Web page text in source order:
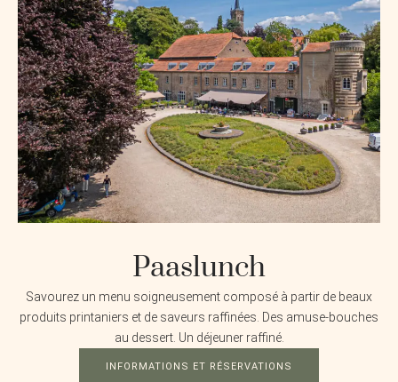
Paaslunch
Savourez un menu soigneusement composé à partir de beaux
produits printaniers et de saveurs raffinées. Des amuse-bouches
au dessert. Un déjeuner raffiné.
INFORMATIONS ET RÉSERVATIONS